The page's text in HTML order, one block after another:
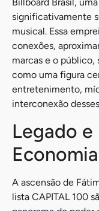
significativamente
musical. Essa
conexões,
marcas e o público,
como uma figura
entretenimento,
interconexão
Legado
Economia
A ascensão de
lista CAPITAL 100